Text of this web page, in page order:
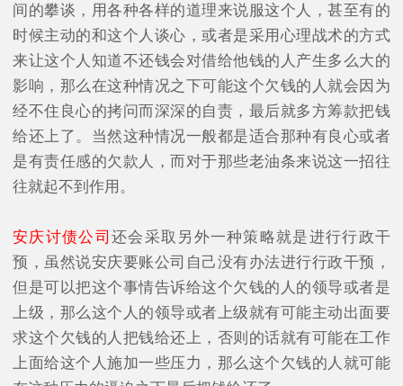
间的攀谈，用各种各样的道理来说服这个人，甚至有的
时候主动的和这个人谈心，或者是采用心理战术的方式
来让这个人知道不还钱会对借给他钱的人产生多么大的
影响，那么在这种情况之下可能这个欠钱的人就会因为
经不住良心的拷问而深深的自责，最后就多方筹款把钱
给还上了。当然这种情况一般都是适合那种有良心或者
是有责任感的欠款人，而对于那些老油条来说这一招往
往就起不到作用。
安庆讨债公司 还会采取另外一种策略就是进行行政干
预，虽然说安庆要账公司自己没有办法进行行政干预，
但是可以把这个事情告诉给这个欠钱的人的领导或者是
上级，那么这个人的领导或者上级就有可能主动出面要
求这个欠钱的人把钱给还上，否则的话就有可能在工作
上面给这个人施加一些压力，那么这个欠钱的人就可能